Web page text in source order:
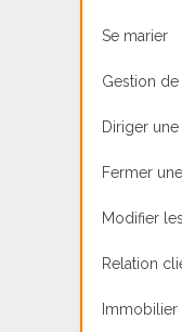
Se marier
Gestion
Diriger
Fermer
Modifier
Relation
Immobilier